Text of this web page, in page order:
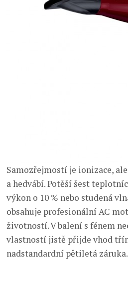
Samozřejmostí je ionizace,
a hedvábí. Potěší šest
výkon o 10 % nebo studená
obsahuje profesionální AC
životností. V balení s fénem
vlastností jistě přijde vhod
nadstandardní pětiletá záruka.